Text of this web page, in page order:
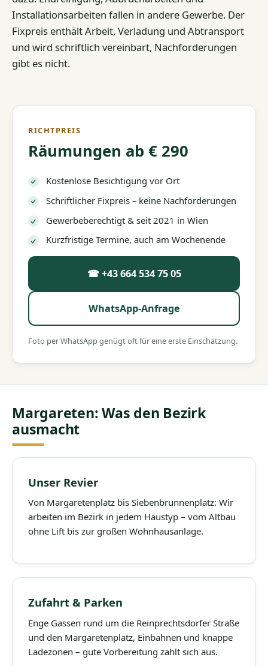
Installationsarbeiten fallen in andere Gewerbe. Der
Fixpreis enthält Arbeit, Verladung und Abtransport
und wird schriftlich vereinbart, Nachforderungen
gibt es nicht.
RICHTPREIS
Räumungen ab € 290
Kostenlose Besichtigung vor Ort
Schriftlicher Fixpreis – keine Nachforderungen
Gewerbeberechtigt & seit 2021 in Wien
Kurzfristige Termine, auch am Wochenende
☎ +43 664 534 75 05
WhatsApp-Anfrage
Foto per WhatsApp genügt oft für eine erste Einschätzung.
Margareten: Was den Bezirk
ausmacht
Unser Revier
Von Margaretenplatz bis Siebenbrunnenplatz: Wir
arbeiten im Bezirk in jedem Haustyp – vom Altbau
ohne Lift bis zur großen Wohnhausanlage.
Zufahrt & Parken
Enge Gassen rund um die Reinprechtsdorfer Straße
und den Margaretenplatz, Einbahnen und knappe
Ladezonen – gute Vorbereitung zahlt sich aus.